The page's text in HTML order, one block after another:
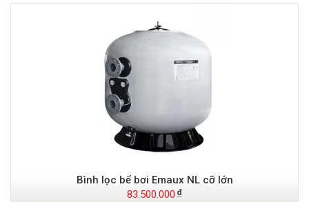
Bình lọc bể bơi Emaux NL cỡ lớn
83.500.000